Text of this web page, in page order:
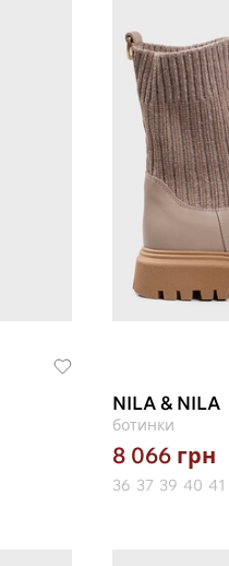
NILA & NILA
ботинки
8 066 грн
36 37 39 40 41